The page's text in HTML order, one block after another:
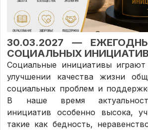
30.03.2027 —
СОЦИАЛЬНЫХ
Социальные инициативы
улучшении качества жизни
социальных проблем и
В наше время
инициатив особенно высока,
такие как бедность,